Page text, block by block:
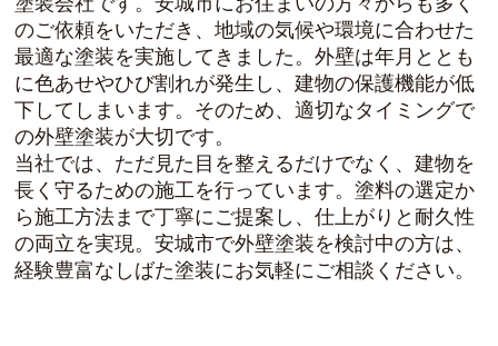
のご依頼をいただき、地域の気候や環境に合わせた
最適な塗装を実施してきました。外壁は年月ととも
に色あせやひび割れが発生し、建物の保護機能が低
下してしまいます。そのため、適切なタイミングで
の外壁塗装が大切です。
当社では、ただ見た目を整えるだけでなく、建物を
長く守るための施工を行っています。塗料の選定か
ら施工方法まで丁寧にご提案し、仕上がりと耐久性
の両立を実現。安城市で外壁塗装を検討中の方は、
経験豊富なしばた塗装にお気軽にご相談ください。